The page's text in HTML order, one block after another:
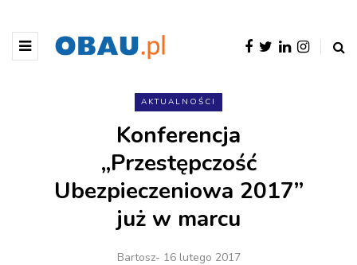
AKTUALNOŚCI
Konferencja
„Przestępczość
Ubezpieczeniowa 2017”
już w marcu
Bartosz- 16 lutego 2017